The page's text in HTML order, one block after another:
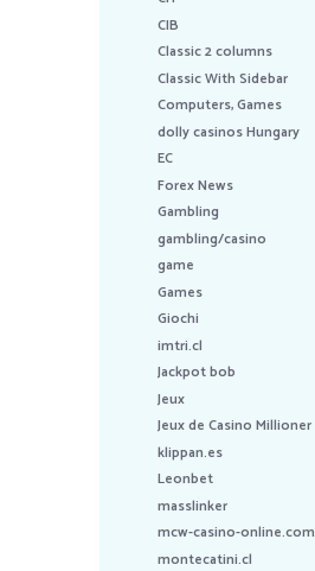
CIB
Classic 2 columns
Classic With Sidebar
Computers, Games
dolly casinos Hungary
EC
Forex News
Gambling
gambling/casino
game
Games
Giochi
imtri.cl
Jackpot bob
Jeux
Jeux de Casino Millioner
klippan.es
Leonbet
masslinker
mcw-casino-online.com
montecatini.cl